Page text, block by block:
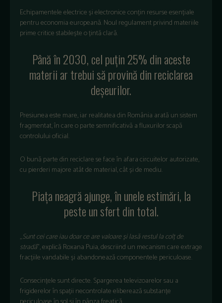
Echipamentele electrice și electronice conțin resurse esențiale
pentru economia europeană. Noul regulament privind materiile
prime critice stabilește o țintă clară.
Până în 2030, cel puțin 25% din aceste
materii ar trebui să provină din reciclarea
deșeurilor.
Presiunea este mare, iar realitatea din România arată un sistem
fragmentat, în care o parte semnificativă a fluxurilor scapă
controlului oficial.
O bună parte din reciclare se face în afara circuitelor autorizate,
cu pierderi majore atât de material, cât și de mediu.
Piața neagră ajunge, în unele estimări, la
peste un sfert din total.
„Sunt cei care iau doar ce are valoare și lasă restul la colț de
stradă”, explică Roxana Puia, descriind un mecanism care extrage
fracțiile vandabile și abandonează componentele periculoase.
Consecințele sunt directe. Spargerea televizoarelor sau a
frigiderelor în spații necontrolate eliberează substanțe